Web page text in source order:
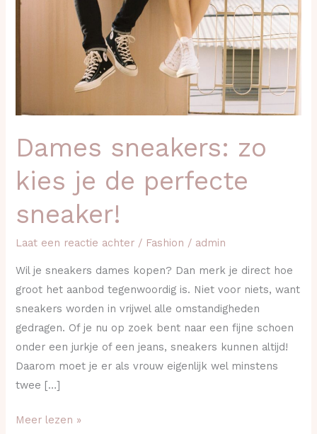
Dames sneakers: zo
kies je de perfecte
sneaker!
Laat een reactie achter / Fashion / admin
Wil je sneakers dames kopen? Dan merk je direct hoe
groot het aanbod tegenwoordig is. Niet voor niets, want
sneakers worden in vrijwel alle omstandigheden
gedragen. Of je nu op zoek bent naar een fijne schoen
onder een jurkje of een jeans, sneakers kunnen altijd!
Daarom moet je er als vrouw eigenlijk wel minstens
twee […]
je
Meer lezen »